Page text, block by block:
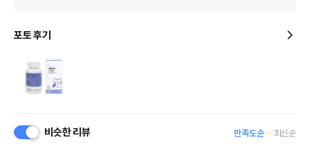
포토 후기
비슷한 리뷰 만족도순 최신순